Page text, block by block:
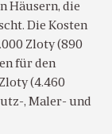
Häusern, die
Die Kosten
Zloty (890
für den
(4.460
, Maler- und